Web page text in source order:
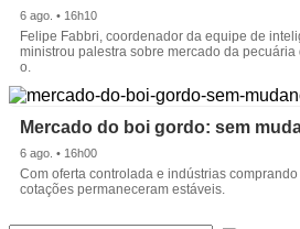
6 ago. • 16h10
Felipe Fabbri, coordenador da equipe de
ministrou palestra sobre mercado da
o.
Mercado do boi gordo: sem
6 ago. • 16h00
Com oferta controlada e indústrias
cotações permaneceram estáveis.